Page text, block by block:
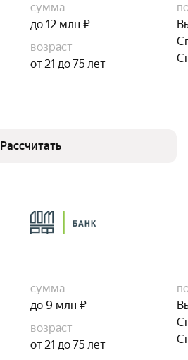
сумма
до 12 млн ₽
возраст
от 21 до 75 лет
Рассчитать
сумма
до 9 млн ₽
возраст
от 21 до 75 лет